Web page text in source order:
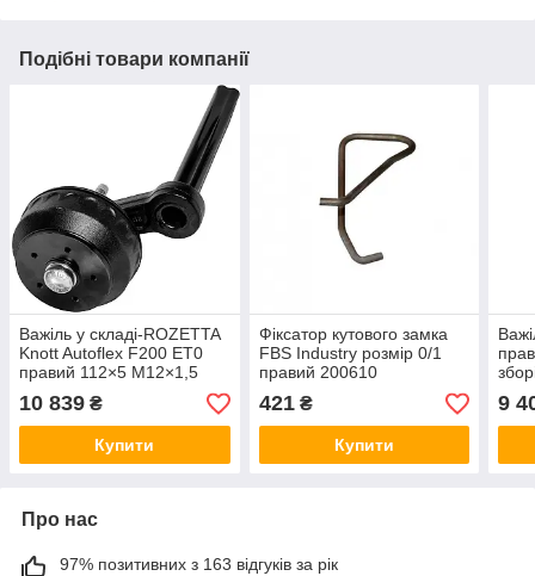
Подібні товари компанії
Важіль у складі-ROZETTA
Knott Autoflex F200 ET0
правий 112×5 M12×1,5
1500 кг 6AG028.002
10 839 ₴
Купити
Фіксатор кутового замка
FBS Industry розмір 0/1
правий 200610
421₴
Купити
9
Про нас
97% позитивних з 163 відгуків за рік